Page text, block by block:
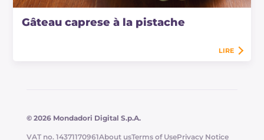
Gâteau caprese à la pistache
LIRE
© 2026 Mondadori Digital S.p.A.
VAT no. 14371170961About usTerms of UsePrivacy Notice